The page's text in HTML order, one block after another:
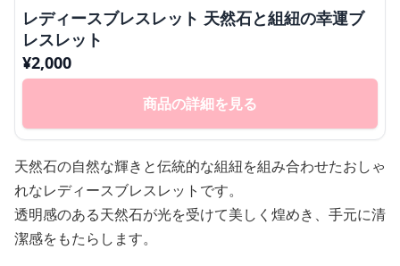
レディースブレスレット 天然石と組紐の幸運ブ
レスレット
¥2,000
商品の詳細を見る
天然石の自然な輝きと伝統的な組紐を組み合わせたおしゃ
れなレディースブレスレットです。
透明感のある天然石が光を受けて美しく煌めき、手元に清
潔感をもたらします。